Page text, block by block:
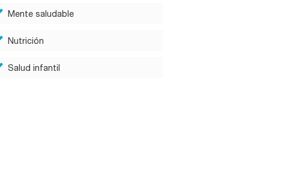
Mente saludable
Nutrición
Salud infantil